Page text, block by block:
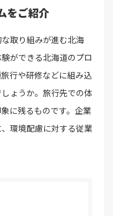
をご紹介
取り組みが進む北海
ができる北海道のプロ
行や研修などに組み込
ょうか。旅行先での体
に残るものです。企業
環境配慮に対する従業